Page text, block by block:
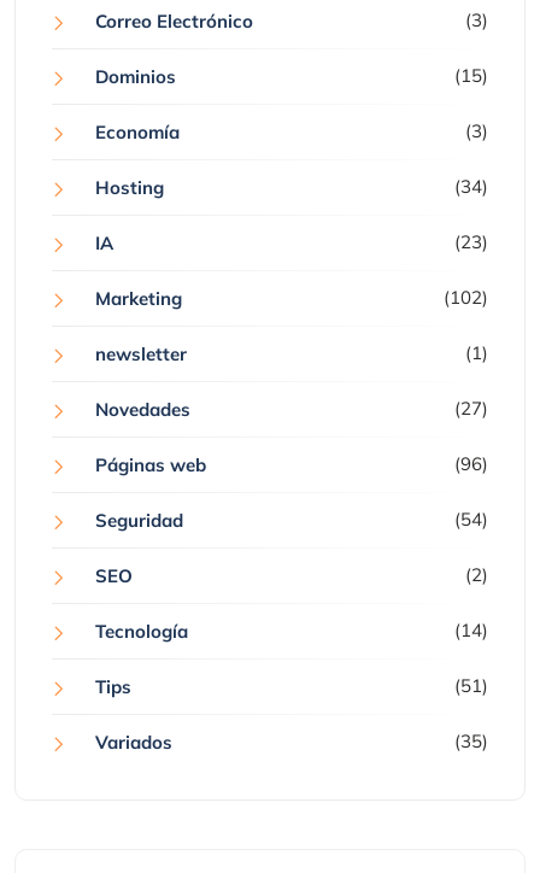
Correo Electrónico (3)
Dominios (15)
Economía (3)
Hosting (34)
IA (23)
Marketing (102)
newsletter (1)
Novedades (27)
Páginas web (96)
Seguridad (54)
SEO (2)
Tecnología (14)
Tips (51)
Variados (35)